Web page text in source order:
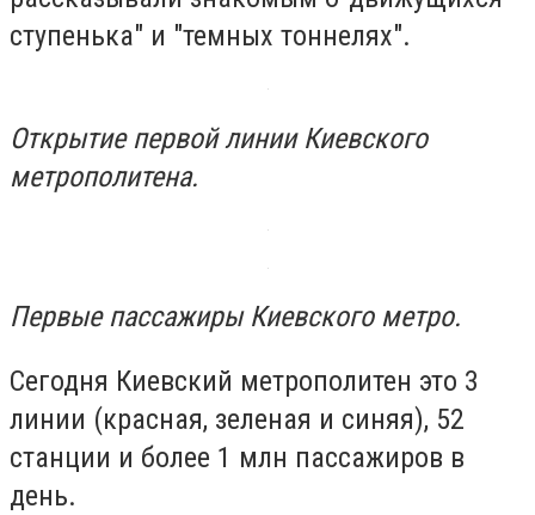
ступенька" и "темных тоннелях".
Открытие первой линии Киевского
метрополитена.
Первые пассажиры Киевского метро.
Сегодня Киевский метрополитен это 3
линии (красная, зеленая и синяя), 52
станции и более 1 млн пассажиров в
день.